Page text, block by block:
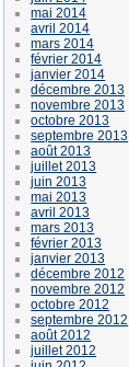
mai 2014
avril 2014
mars 2014
février 2014
janvier 2014
décembre 2013
novembre 2013
octobre 2013
septembre 2013
août 2013
juillet 2013
juin 2013
mai 2013
avril 2013
mars 2013
février 2013
janvier 2013
décembre 2012
novembre 2012
octobre 2012
septembre 2012
août 2012
juillet 2012